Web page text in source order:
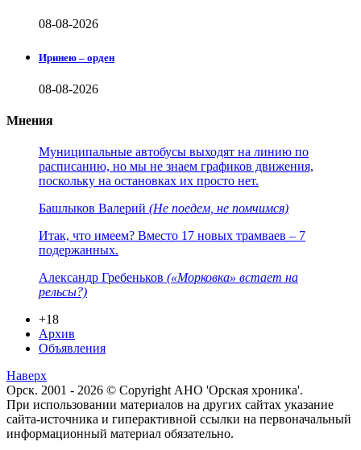
08-08-2026
Иринею – орден
08-08-2026
Мнения
Муниципальные автобусы выходят на линию по
расписанию, но мы не знаем графиков движения,
поскольку на остановках их просто нет.
Башлыков Валерий (Не поедем, не помчимся)
Итак, что имеем? Вместо 17 новых трамваев – 7
подержанных.
Александр Гребеньков («Морковка» встает на
рельсы?)
+18
Архив
Объявления
Наверх
Орск. 2001 - 2026 © Copyright АНО 'Орская хроника'.
При использовании материалов на других сайтах указание
сайта-источника и гиперактивной ссылки на первоначальный
информационный материал обязательно.